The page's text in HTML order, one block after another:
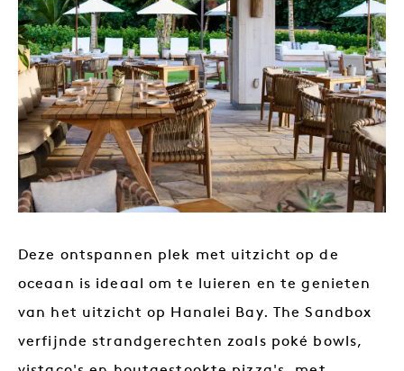
Deze ontspannen plek met uitzicht op de
oceaan is ideaal om te luieren en te genieten
van het uitzicht op Hanalei Bay. The Sandbox
verfijnde strandgerechten zoals poké bowls,